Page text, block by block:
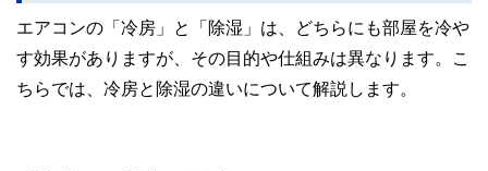
私たちは、快適でより良い生活のアイデアを提供するお金の
コンシェルジュを目指します。
エアコンの「冷房」と「除湿」は、どちらにも部屋を冷や
す効果がありますが、その目的や仕組みは異なります。こ
ちらでは、冷房と除湿の違いについて解説します。